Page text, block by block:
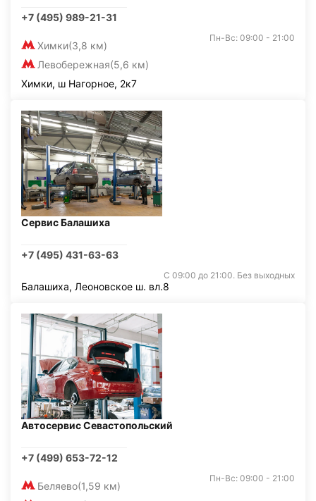
+7 (495) 989-21-31
Химки(3,8 км)
Левобережная(5,6 км)
Пн-Вс: 09:00 - 21:00
Химки, ш Нагорное, 2к7
Сервис Балашиха
+7 (495) 431-63-63
С 09:00 до 21:00. Без выходных
Балашиха, Леоновское ш. вл.8
Автосервис Севастопольский
+7 (499) 653-72-12
Беляево(1,59 км)
Пн-Вс: 09:00 - 21:00